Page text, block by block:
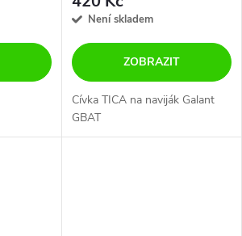
Není skladem
ZOBRAZIT
Cívka TICA na naviják Galant
GBAT